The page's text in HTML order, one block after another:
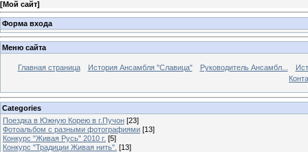
[Мой сайт]
Форма входа
Меню сайта
Главная страница История Ансамбля "Славица" Руководитель Ансамбл...
Categories
Поездка в Южную Корею в г.Пучон [23]
Фотоальбом с разными фотографиями [13]
Конкурс "Живая Русь" 2010 г. [5]
Конкурс "Традиции Живая нить". [13]